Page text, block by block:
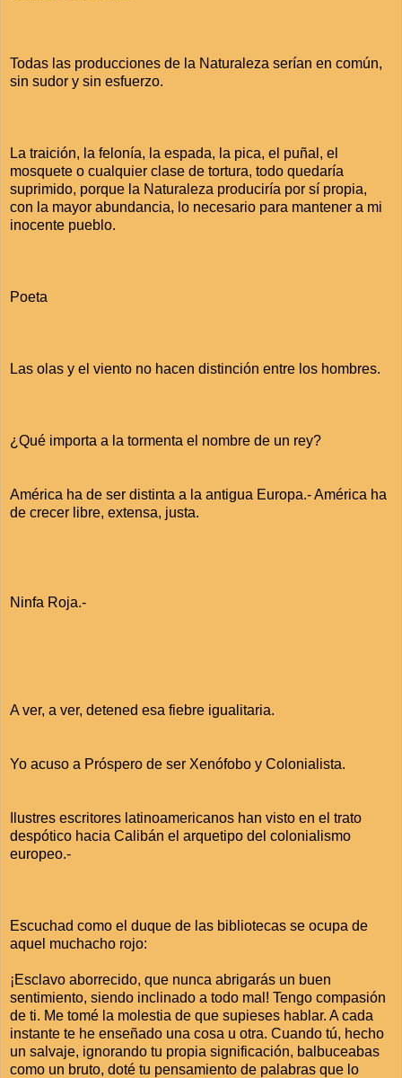
Todas las producciones de la Naturaleza serían en común,
sin sudor y sin esfuerzo.
La traición, la felonía, la espada, la pica, el puñal, el
mosquete o cualquier clase de tortura, todo quedaría
suprimido, porque la Naturaleza produciría por sí propia,
con la mayor abundancia, lo necesario para mantener a mi
inocente pueblo.
Poeta
Las olas y el viento no hacen distinción entre los hombres.
¿Qué importa a la tormenta el nombre de un rey?
América ha de ser distinta a la antigua Europa.- América ha
de crecer libre, extensa, justa.
Ninfa Roja.-
A ver, a ver, detened esa fiebre igualitaria.
Yo acuso a Próspero de ser Xenófobo y Colonialista.
Ilustres escritores latinoamericanos han visto en el trato
despótico hacia Calibán el arquetipo del colonialismo
europeo.-
Escuchad como el duque de las bibliotecas se ocupa de
aquel muchacho rojo:
¡Esclavo aborrecido, que nunca abrigarás un buen
sentimiento, siendo inclinado a todo mal! Tengo compasión
de ti. Me tomé la molestia de que supieses hablar. A cada
instante te he enseñado una cosa u otra. Cuando tú, hecho
un salvaje, ignorando tu propia significación, balbuceabas
como un bruto, doté tu pensamiento de palabras que lo